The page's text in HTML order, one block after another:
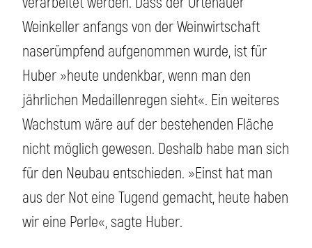
Weinkeller anfangs von der Weinwirtschaft
naserümpfend aufgenommen wurde, ist für
Huber »heute undenkbar, wenn man den
jährlichen Medaillenregen sieht«. Ein weiteres
Wachstum wäre auf der bestehenden Fläche
nicht möglich gewesen. Deshalb habe man sich
für den Neubau entschieden. »Einst hat man
aus der Not eine Tugend gemacht, heute haben
wir eine Perle«, sagte Huber.